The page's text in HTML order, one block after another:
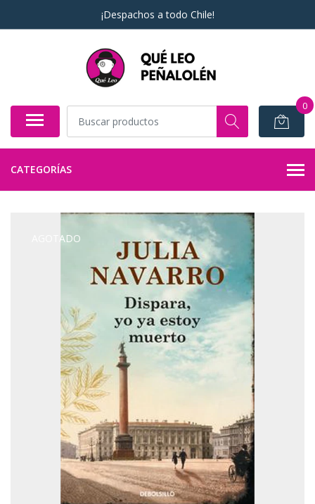
¡Despachos a todo Chile!
0
CATEGORÍAS
AGOTADO